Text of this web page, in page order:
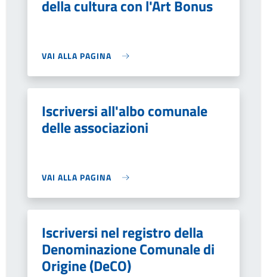
della cultura con l'Art Bonus
VAI ALLA PAGINA
Iscriversi all'albo comunale
delle associazioni
VAI ALLA PAGINA
Iscriversi nel registro della
Denominazione Comunale di
Origine (DeCO)